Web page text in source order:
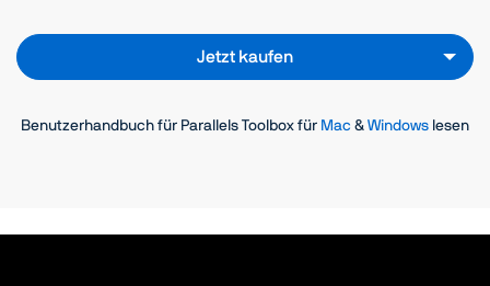
Kein Ruhezustand
Audio herunterladen
macOS und Windows
Jetzt kaufen
Benutzerhandbuch für Parallels Toolbox für Mac & Windows lesen